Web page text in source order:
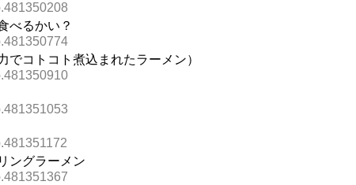
べるかい？
でコトコト煮込まれたラーメン）
ングラーメン